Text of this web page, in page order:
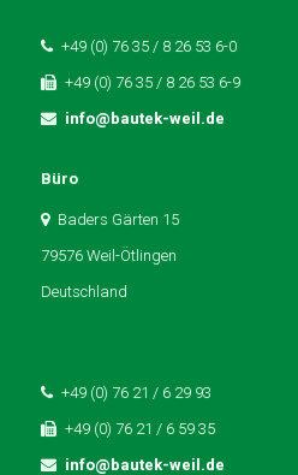
+49 (0) 76 35 / 8 26 53 6-0
+49 (0) 76 35 / 8 26 53 6-9
info@bautek-weil.de
Büro
Baders Gärten 15
79576 Weil-Ötlingen
Deutschland
+49 (0) 76 21 / 6 29 93
+49 (0) 76 21 / 6 59 35
info@bautek-weil.de